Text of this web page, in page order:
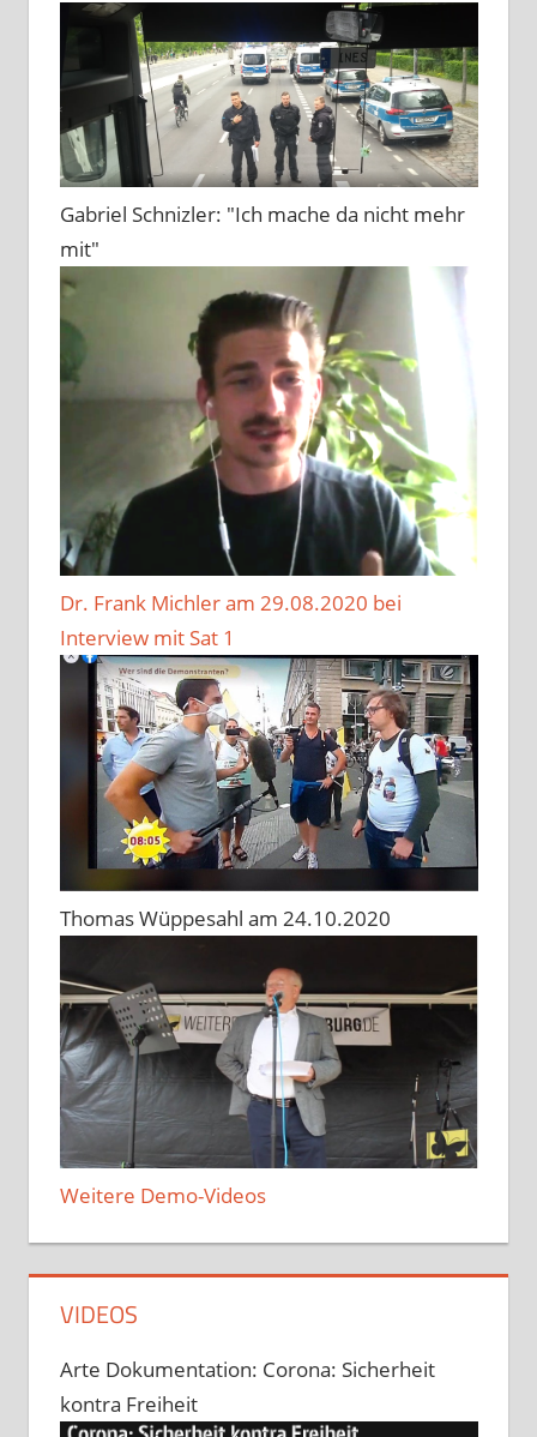
Gabriel Schnizler: "Ich mache da nicht mehr
mit"
Dr. Frank Michler am 29.08.2020 bei
Interview mit Sat 1
Thomas Wüppesahl am 24.10.2020
Weitere Demo-Videos
VIDEOS
Arte Dokumentation: Corona: Sicherheit
kontra Freiheit